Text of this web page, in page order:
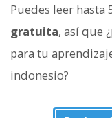
Puedes leer hasta
gratuita, así que
para tu
indonesio?